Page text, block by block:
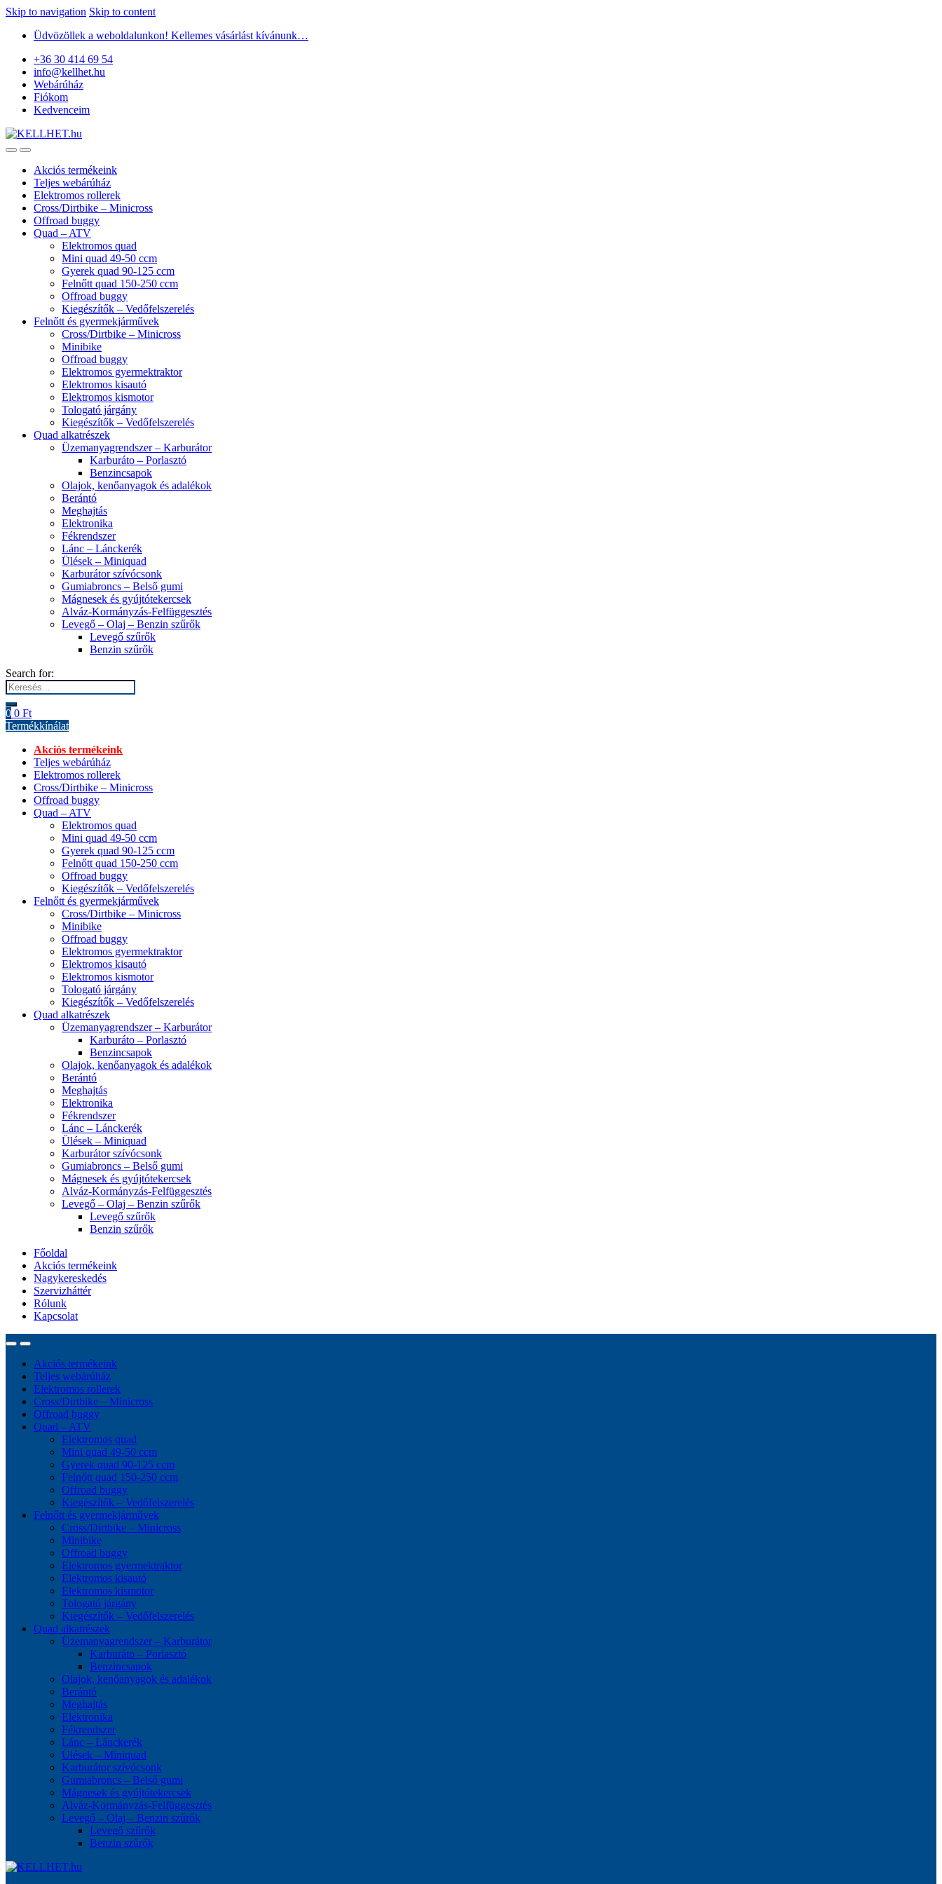
Skip to navigation Skip to content
Üdvözöllek a weboldalunkon! Kellemes vásárlást kívánunk…
+36 30 414 69 54
info@kellhet.hu
Webárúház
Fiókom
Kedvenceim
Akciós termékeink
Teljes webárúház
Elektromos rollerek
Cross/Dirtbike – Minicross
Offroad buggy
Quad – ATV
Elektromos quad
Mini quad 49-50 ccm
Gyerek quad 90-125 ccm
Felnőtt quad 150-250 ccm
Offroad buggy
Kiegészítők – Vedőfelszerelés
Felnőtt és gyermekjárművek
Cross/Dirtbike – Minicross
Minibike
Offroad buggy
Elektromos gyermektraktor
Elektromos kisautó
Elektromos kismotor
Tologató járgány
Kiegészítők – Vedőfelszerelés
Quad alkatrészek
Üzemanyagrendszer – Karburátor
Karburáto – Porlasztó
Benzincsapok
Olajok, kenőanyagok és adalékok
Berántó
Meghajtás
Elektronika
Fékrendszer
Lánc – Lánckerék
Ülések – Miniquad
Karburátor szívócsonk
Gumiabroncs – Belső gumi
Mágnesek és gyújtótekercsek
Alváz-Kormányzás-Felfüggesztés
Levegő – Olaj – Benzin szűrők
Levegő szűrők
Benzin szűrők
Search for:
0 0 Ft
Termékkínálat
Akciós termékeink
Teljes webárúház
Elektromos rollerek
Cross/Dirtbike – Minicross
Offroad buggy
Quad – ATV
Elektromos quad
Mini quad 49-50 ccm
Gyerek quad 90-125 ccm
Felnőtt quad 150-250 ccm
Offroad buggy
Kiegészítők – Vedőfelszerelés
Felnőtt és gyermekjárművek
Cross/Dirtbike – Minicross
Minibike
Offroad buggy
Elektromos gyermektraktor
Elektromos kisautó
Elektromos kismotor
Tologató járgány
Kiegészítők – Vedőfelszerelés
Quad alkatrészek
Üzemanyagrendszer – Karburátor
Karburáto – Porlasztó
Benzincsapok
Olajok, kenőanyagok és adalékok
Berántó
Meghajtás
Elektronika
Fékrendszer
Lánc – Lánckerék
Ülések – Miniquad
Karburátor szívócsonk
Gumiabroncs – Belső gumi
Mágnesek és gyújtótekercsek
Alváz-Kormányzás-Felfüggesztés
Levegő – Olaj – Benzin szűrők
Levegő szűrők
Benzin szűrők
Főoldal
Akciós termékeink
Nagykereskedés
Szervizháttér
Rólunk
Kapcsolat
Akciós termékeink
Teljes webárúház
Elektromos rollerek
Cross/Dirtbike – Minicross
Offroad buggy
Quad – ATV
Elektromos quad
Mini quad 49-50 ccm
Gyerek quad 90-125 ccm
Felnőtt quad 150-250 ccm
Offroad buggy
Kiegészítők – Vedőfelszerelés
Felnőtt és gyermekjárművek
Cross/Dirtbike – Minicross
Minibike
Offroad buggy
Elektromos gyermektraktor
Elektromos kisautó
Elektromos kismotor
Tologató járgány
Kiegészítők – Vedőfelszerelés
Quad alkatrészek
Üzemanyagrendszer – Karburátor
Karburáto – Porlasztó
Benzincsapok
Olajok, kenőanyagok és adalékok
Berántó
Meghajtás
Elektronika
Fékrendszer
Lánc – Lánckerék
Ülések – Miniquad
Karburátor szívócsonk
Gumiabroncs – Belső gumi
Mágnesek és gyújtótekercsek
Alváz-Kormányzás-Felfüggesztés
Levegő – Olaj – Benzin szűrők
Levegő szűrők
Benzin szűrők